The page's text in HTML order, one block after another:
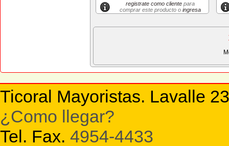
registrate como clientepara
comprar este producto o ingresa
Ticoral Mayoristas. Lavalle
¿Como llegar?
Tel. Fax. 4954-4433